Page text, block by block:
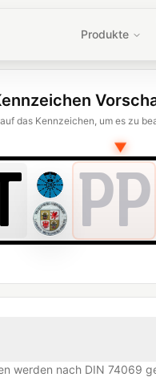
Produkte
das Kennzeichen, um es zu
▼
PP
werden nach DIN 74069